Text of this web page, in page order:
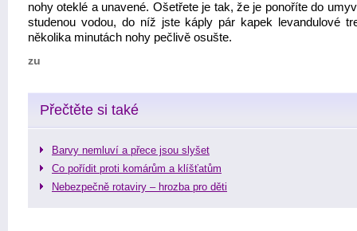
nohy oteklé a unavené. Ošetřete je tak, že je ponoříte do
studenou vodou, do níž jste káply pár kapek levandulové
několika minutách nohy pečlivě osušte.
zu
Přečtěte si také
Barvy nemluví a přece jsou slyšet
Co pořídit proti komárům a klíšťatům
Nebezpečně rotaviry – hrozba pro děti